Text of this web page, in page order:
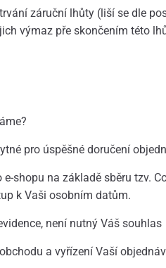
záruční lhůty (liší se dle
výmaz pře skončením této
pro úspěšné doručení
shopu na základě sběru tzv.
k Vaši osobním datům.
není nutný Váš souhlas
a vyřízení Vaší